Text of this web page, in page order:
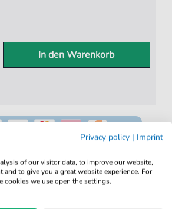
In den Warenkorb
Privacy policy | Imprint
of our visitor data, to improve our website,
to give you a great website experience. For
cookies we use open the settings.